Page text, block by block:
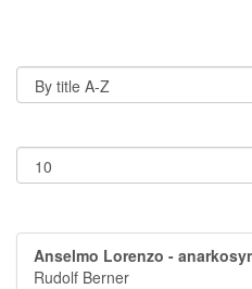
Anselmo Lorenzo -
Rudolf Berner